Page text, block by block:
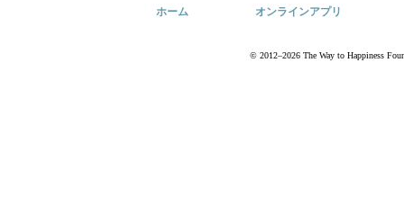
ホーム オンラインアプリ
© 2012–2026 The Way to Happiness